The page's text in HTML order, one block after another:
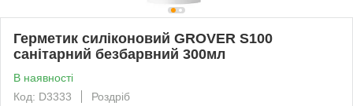
Герметик силіконовий GROVER S100
санітарний безбарвний 300мл
В наявності
Код: D3333
Роздріб